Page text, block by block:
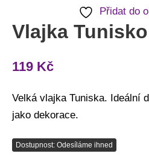
Přidat do
Vlajka Tunisko
119 Kč
Velká vlajka Tuniska. Ideální
jako dekorace.
Dostupnost: Odesíláme ihned